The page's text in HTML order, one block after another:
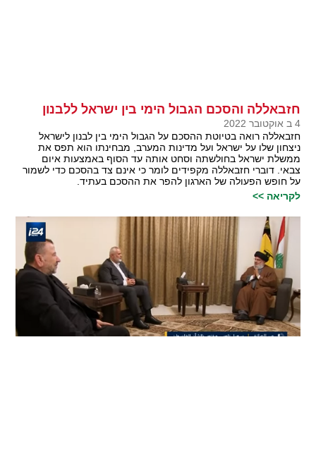
חזבאללה והסכם הגבול הימי בין ישראל ללבנון
4 ב אוקטובר 2022
חזבאללה רואה בטיוטת ההסכם על הגבול הימי בין לבנון לישראל
ניצחון שלו על ישראל ועל מדינות המערב, מבחינתו הוא תפס את
ממשלת ישראל בחולשתה וסחט אותה עד הסוף באמצעות איום
צבאי. דוברי חזבאללה מקפידים לומר כי אינם צד בהסכם כדי לשמור
על חופש הפעולה של הארגון להפר את ההסכם בעתיד.
לקריאה >>